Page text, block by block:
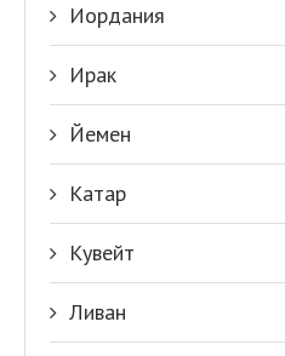
Иордания
Ирак
Йемен
Катар
Кувейт
Ливан